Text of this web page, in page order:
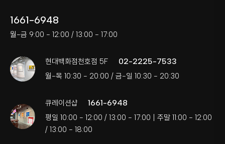
1661-6948
월-금 9:00 - 12:00 / 13:00 - 17:00
현대백화점천호점 5F 02-2225-7533
월-목 10:30 - 20:00 / 금-일 10:30 - 20:30
큐레이션샵 1661-6948
평일 10:00 - 12:00 / 13:00 - 17:00 | 주말 11:00 - 12:00
/ 13:00 - 18:00